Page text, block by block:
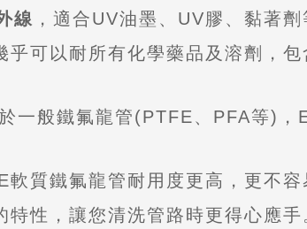
線 ，適合UV油墨、UV膠、黏著
可以耐所有化學藥品及溶劑，包
一般鐵氟龍管(PTFE、PFA等)
質鐵氟龍管耐用度更高，更不容
特性，讓您清洗管路時更得心應手